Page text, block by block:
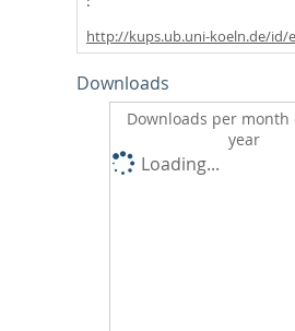
http://kups.ub.uni-koeln.de/id/
Downloads
Downloads per month
year
Loading...